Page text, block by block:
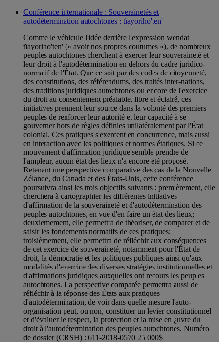
Conférence internationale : Souverainetés et
autodétermination autochtones : tïayoriho'ten'
Comme le véhicule l'idée derrière l'expression wendat
tïayoriho'ten' (« avoir nos propres coutumes »), de nombreux
peuples autochtones cherchent à exercer leur souveraineté et
leur droit à l'autodétermination en dehors du cadre juridico-
normatif de l'État. Que ce soit par des codes de citoyenneté,
des constitutions, des référendums, des traités inter-nations,
des traditions juridiques autochtones ou encore de l'exercice
du droit au consentement préalable, libre et éclairé, ces
initiatives prennent leur source dans la volonté des premiers
peuples de renforcer leur autorité et leur capacité à se
gouverner hors de règles définies unilatéralement par l'État
colonial. Ces pratiques s'exercent en concurrence, mais aussi
en interaction avec les politiques et normes étatiques. Si ce
mouvement d'affirmation juridique semble prendre de
l'ampleur, aucun état des lieux n'a encore été proposé.
Retenant une perspective comparative des cas de la Nouvelle-
Zélande, du Canada et des États-Unis, cette conférence
poursuivra ainsi les trois objectifs suivants : premièrement, elle
cherchera à cartographier les différentes initiatives
d'affirmation de la souveraineté et d'autodétermination des
peuples autochtones, en vue d'en faire un état des lieux;
deuxièmement, elle permettra de théoriser, de comparer et de
saisir les fondements normatifs de ces pratiques;
troisièmement, elle permettra de réfléchir aux conséquences
de cet exercice de souveraineté, notamment pour l'État de
droit, la démocratie et les politiques publiques ainsi qu'aux
modalités d'exercice des diverses stratégies institutionnelles et
d'affirmations juridiques auxquelles ont recours les peuples
autochtones. La perspective comparée permettra aussi de
réfléchir à la réponse des États aux pratiques
d'autodétermination, de voir dans quelle mesure l'auto-
organisation peut, ou non, constituer un levier constitutionnel
et d'évaluer le respect, la protection et la mise en ¿uvre du
droit à l'autodétermination des peuples autochtones. Numéro
de dossier (CRSH) : 611-2018-0570 25 000$